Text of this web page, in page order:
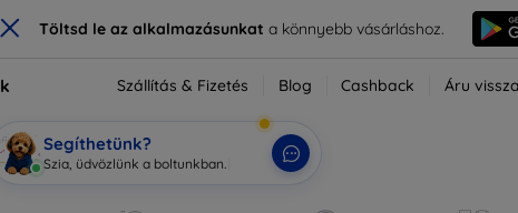
× Töltsd le az alkalmazásunkata könnyebb vásárláshoz.
Szállítás & Fizetés Blog Cashback Áru
Segíthetünk?
M|